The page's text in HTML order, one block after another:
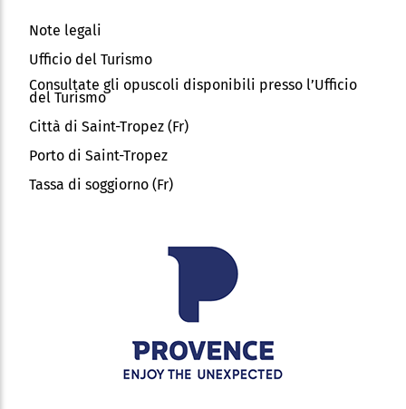
Note legali
Ufficio del Turismo
Consultate gli opuscoli disponibili presso l’Ufficio
del Turismo
Città di Saint-Tropez (Fr)
Porto di Saint-Tropez
Tassa di soggiorno (Fr)